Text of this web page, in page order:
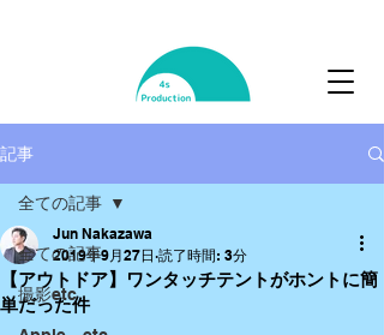
記事
全ての記事
撮影etc
全ての記事
【アウトドア】ワンタッチテントがホントに簡
単だった件
Jun Nakazawa
2019年9月27日 読了時間: 3分